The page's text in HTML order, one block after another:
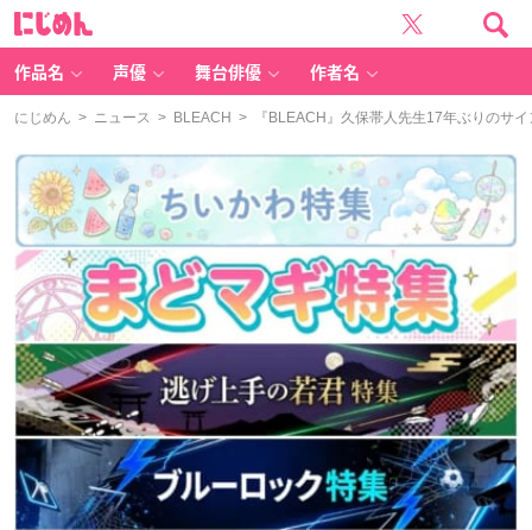
作品名 声優 舞台俳優 作者名
にじめん > ニュース > BLEACH > 『BLEACH』久保帯人先生17年ぶりのサ